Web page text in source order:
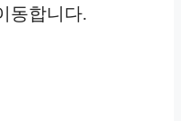
동합니다.